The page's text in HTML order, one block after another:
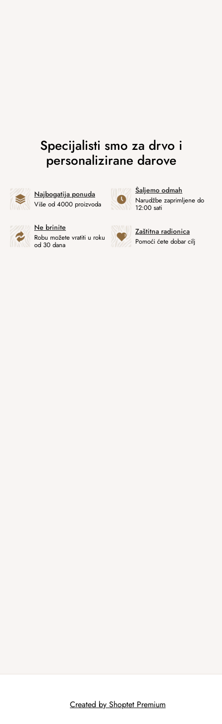
Najbogatija ponuda
Više od 4000 proizvoda
Šaljemo odmah
Narudžbe zaprimljene do
12:00 sati
Ne brinite
Robu možete vratiti u roku
od 30 dana
Zaštitna radionica
Pomoći ćete dobar cilj
Created by Shoptet Premium